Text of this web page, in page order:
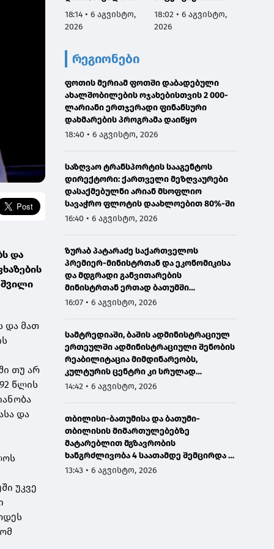
და
და მათ
თუ არ
წლის
და
უკვე
აგვისტოს
ნამდვილად
რამდენიმე კვირით
ადრე დაგეგმილ
გამოკვლევაზე
18:14 • 6 აგვისტო,
2026
სამარცხვინო
სადაც აფხაზებს
18:02 • 6 აგვისტო,
2026
რეგიონები
ფოთის მერიამ ფოთში დაბადებული
ახალშობილების ოჯახებისთვის 2 000-
ლარიანი ერთჯერადი ფინანსური
დახმარების პროგრამა დაიწყო
18:40 • 6 აგვისტო, 2026
საზღვაო ტრანსპორტის სააგენტოს
დირექტორი: ქართველი მეზღვაურები
დასაქმებულნი არიან მსოფლიო
სავაჭრო ფლოტის დაახლოებით 80%-ში
16:40 • 6 აგვისტო, 2026
ზურაბ პატარაძე საქართველოს
პრემიერ-მინისტრთან და ეკონომიკისა
და მდგრადი განვითარების
მინისტრთან ერთად ბათუმში
მნიშვნელოვან ინფრასტრუქტურულ
16:07 • 6 აგვისტო, 2026
სამტრედიაში, ბაშის ადმინისტრაციულ
ერთეულში ადმინისტრაციული შენობის
რეაბილიტაცია მიმდინარეობს,
კულტურის ცენტრი კი სრულად
განახლდა
14:42 • 6 აგვისტო, 2026
თბილისი-ბათუმისა და ბათუმი-
თბილისის მიმართულებებზე
მატარებლით მგზავრობის
ხანგრძლივობა 4 საათამდე შემცირდა -
თბილისი-ბათუმი-თბილისის
13:43 • 6 აგვისტო, 2026